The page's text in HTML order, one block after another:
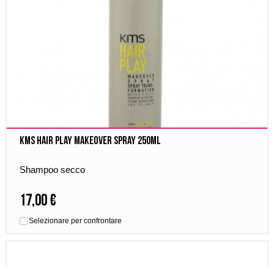
Kms Hair Play Makeover spray 250ml
Shampoo secco
17,00 €
Selezionare per confrontare